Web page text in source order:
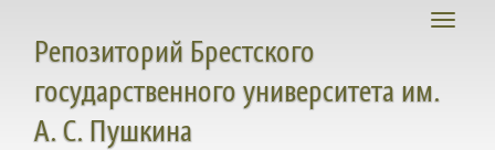
Toggle
Репозиторий Брестского
государственного университета им.
А. С. Пушкина